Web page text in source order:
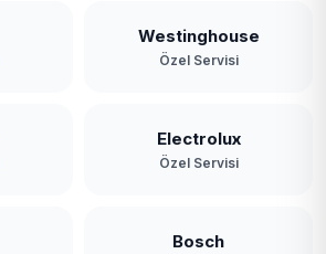
Westinghouse
Özel Servisi
Electrolux
Özel Servisi
Bosch